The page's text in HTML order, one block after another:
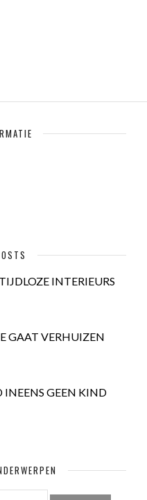
INTERIEURS
GAAT VERHUIZEN
INEENS GEEN KIND